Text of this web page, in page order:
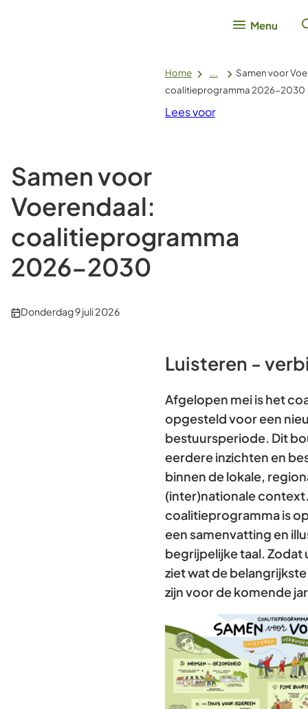
Menu
Home ...
Samen voor
coalitieprogramma 2026-2030
Lees voor
Samen voor
Voerendaal:
coalitieprogramma
2026-2030
Publicatiedatum:
Donderdag 9 juli 2026
Luisteren -
Afgelopen mei is het
opgesteld voor een
bestuursperiode. Dit
eerdere inzichten en
binnen de lokale,
(inter)nationale
coalitieprogramma is
een samenvatting en
begrijpelijke taal. Zodat
ziet wat de
zijn voor de komende